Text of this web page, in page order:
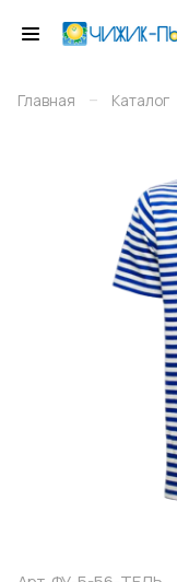
Главная – Каталог